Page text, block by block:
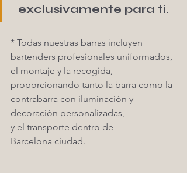
exclusivamente para ti.
* Todas nuestras barras incluyen
bartenders profesionales uniformados,
el montaje y la recogida,
proporcionando tanto la barra como la
contrabarra con iluminación y
decoración personalizadas,
y el transporte dentro de
Barcelona ciudad.